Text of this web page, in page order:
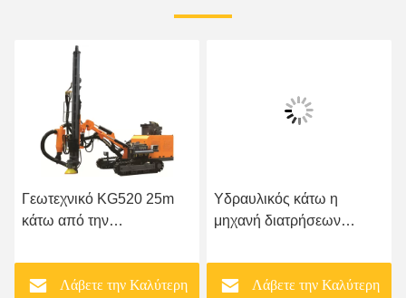
Γεωτεχνικό KG520 25m
κάτω από την
διατρήσεων τρυπών DTH
Λάβετε την Καλύτερη
Υδραυλικός κάτω η
μηχανή διατρήσεων
τρυπών
Λάβετε την Καλύτερη